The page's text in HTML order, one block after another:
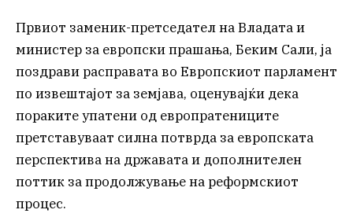
Првиот заменик-претседател на Владата и
министер за европски прашања, Беким Сали, ја
поздрави расправата во Европскиот парламент
по извештајот за земјава, оценувајќи дека
пораките упатени од европратениците
претставуваат силна потврда за европската
перспектива на државата и дополнителен
поттик за продолжување на реформскиот
процес.